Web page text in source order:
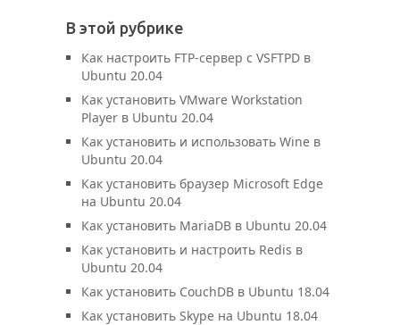
В этой рубрике
Как настроить FTP-сервер с VSFTPD в
Ubuntu 20.04
Как установить VMware Workstation
Player в Ubuntu 20.04
Как установить и использовать Wine в
Ubuntu 20.04
Как установить браузер Microsoft Edge
на Ubuntu 20.04
Как установить MariaDB в Ubuntu 20.04
Как установить и настроить Redis в
Ubuntu 20.04
Как установить CouchDB в Ubuntu 18.04
Как установить Skype на Ubuntu 18.04